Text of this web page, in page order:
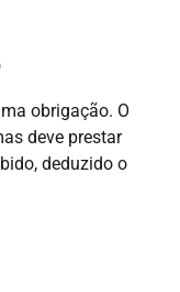
obrigação. O
deve prestar
deduzido o